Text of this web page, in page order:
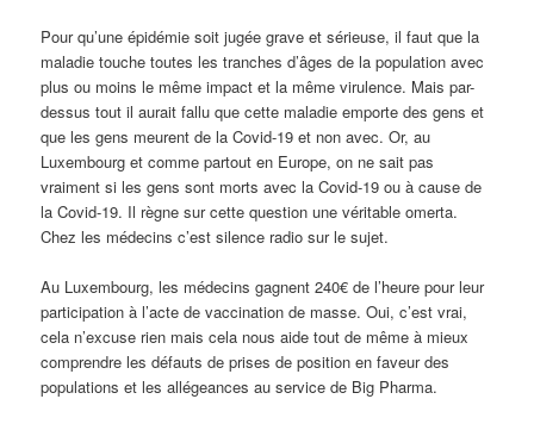
Pour qu’une épidémie soit jugée grave et sérieuse, il faut que la
maladie touche toutes les tranches d’âges de la population avec
plus ou moins le même impact et la même virulence. Mais par-
dessus tout il aurait fallu que cette maladie emporte des gens et
que les gens meurent de la Covid-19 et non avec. Or, au
Luxembourg et comme partout en Europe, on ne sait pas
vraiment si les gens sont morts avec la Covid-19 ou à cause de
la Covid-19. Il règne sur cette question une véritable omerta.
Chez les médecins c’est silence radio sur le sujet.
Au Luxembourg, les médecins gagnent 240€ de l’heure pour leur
participation à l’acte de vaccination de masse. Oui, c’est vrai,
cela n’excuse rien mais cela nous aide tout de même à mieux
comprendre les défauts de prises de position en faveur des
populations et les allégeances au service de Big Pharma.